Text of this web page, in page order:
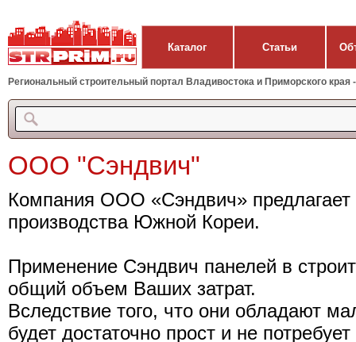
Каталог Статьи
Региональный строительный портал Владивостока и Приморского края
ООО "Сэндвич"
Компания ООО «Сэндвич»
производства Южной Кореи.
Применение Сэндвич панелей в
общий объем Ваших затрат.
Вследствие того, что они обладают
будет достаточно прост и не